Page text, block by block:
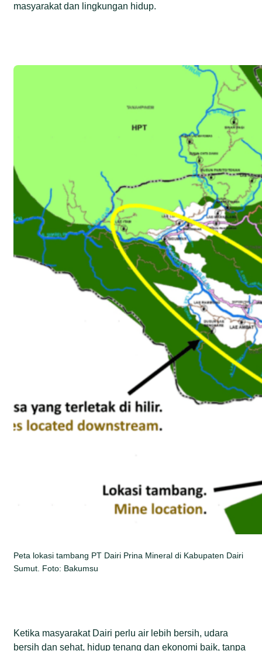
masyarakat dan lingkungan hidup.
Peta lokasi tambang PT Dairi Prina Mineral di Kabupaten Dairi
Sumut. Foto: Bakumsu
Ketika masyarakat Dairi perlu air lebih bersih, udara
bersih dan sehat, hidup tenang dan ekonomi baik, tanpa